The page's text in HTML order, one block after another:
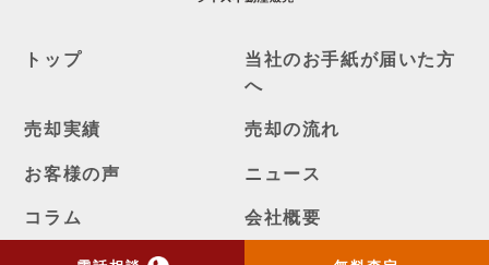
トップ
当社のお手紙が届いた方
へ
売却実績 売却の流れ
お客様の声 ニュース
コラム 会社概要
物件購入はこちら よくある質問